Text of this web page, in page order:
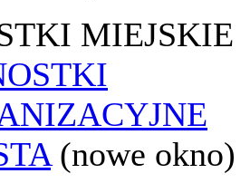
MIEJSKIE
(nowe okno)